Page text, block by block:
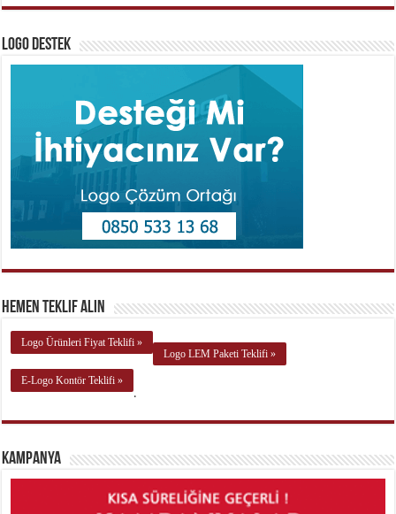
Logo Destek
Hemen Teklif Alın
Logo Ürünleri Fiyat Teklifi »
Logo LEM Paketi Teklifi »
E-Logo Kontör Teklifi »
.
Kampanya